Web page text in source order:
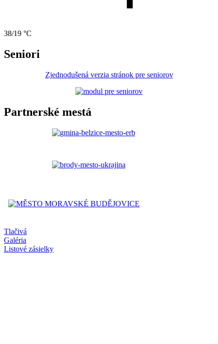
38/19 °C
Seniori
Zjednodušená verzia stránok pre seniorov
Partnerské mestá
Tlačivá
Galéria
Listové zásielky